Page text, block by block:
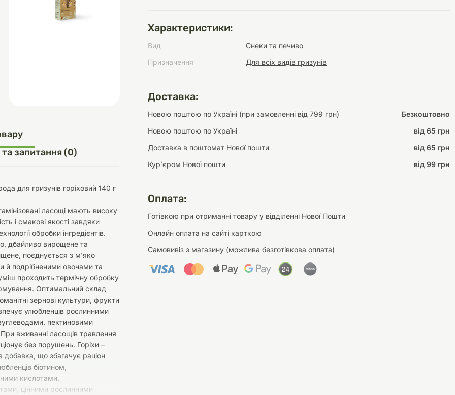
Домашній затишок
Інструменти для
догляду
Переноски Автоаксесуари
та аскесуари
Засоби для догляду Домашній затишок
Інструменти для
догляду
Наповнювачі
Обігрівачі Освітлення
Засоби для догляду Декорації
Аксесуари
Характеристики:
Вид
Снеки та печиво
Призначення
Для всіх видів гризунів
Доставка:
Новою поштою по Україні (при замовленні від 799 грн)
Безкоштовно
Новою поштою по Україні
від 65 грн
Доставка в поштомат Нової пошти
від 65 грн
Курʼєром Нової пошти
від 99 грн
Оплата:
Готівкою при отриманні товару у відділенні Нової Пошти
Онлайн оплата на сайті карткою
Самовивіз з магазину (можлива безготівкова оплата)
та запитання (0)
для гризунів горіховий 140 г
ласощі мають високу
і смакові якості завдяки
обробки інгредієнтів.
дбайливо вирощене та
поєднується з м'яко
й подрібненими овочами та
проходить термічну обробку
Оптимальний склад
зернові культури, фрукти
улюбленців рослинними
пектиновими
вживанні ласощів травлення
без порушень. Горіхи –
добавка, що збагачує раціон
біотином,
кислотами,
цінними рослинними